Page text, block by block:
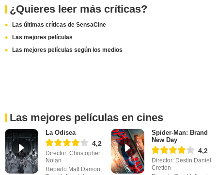
¿Quieres leer más críticas?
Las últimas críticas de SensaCine
Las mejores películas
Las mejores películas según los medios
Las mejores películas en cines
La Odisea
4,2
Director: Christopher
Nolan
Reparto Matt Damon,
Spider-Man: Brand
New Day
4,2
Director: Destin Daniel
Cretton